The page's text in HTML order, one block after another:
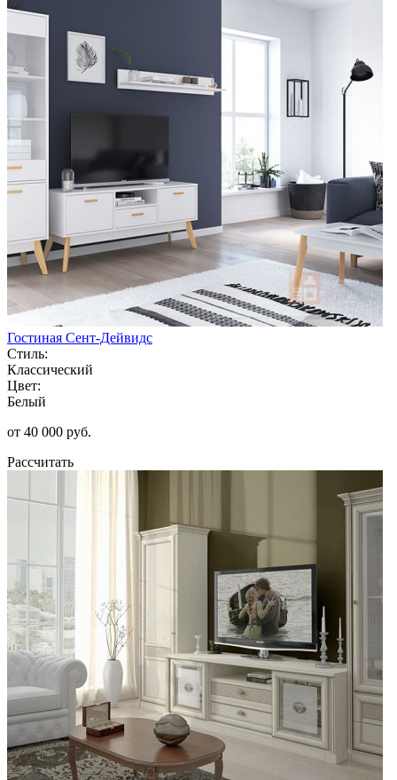
Гостиная Сент-Дейвидс
Стиль:
Классический
Цвет:
Белый
от 40 000 руб.
Рассчитать